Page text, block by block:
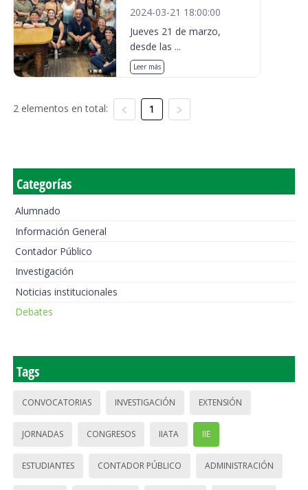
2024-03-21 18:00:00
Jueves 21 de marzo,
desde las ...
Leer más
2 elementos en total: 1
Categorías
Alumnado
Información General
Contador Público
Investigación
Noticias institucionales
Debates
Tags
CONVOCATORIAS INVESTIGACIÓN EXTENSIÓN
JORNADAS CONGRESOS IIATA IIE
ESTUDIANTES CONTADOR PÚBLICO ADMINISTRACIÓN